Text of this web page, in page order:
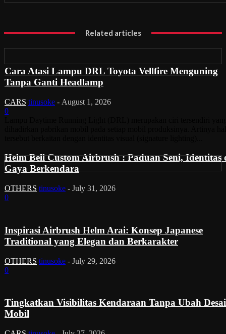
Related articles
Cara Atasi Lampu DRL Toyota Vellfire Menguning
Tanpa Ganti Headlamp
CARS tinusoke - August 1, 2026
0
Helm Bell Custom Airbrush : Paduan Seni, Identitas
Gaya Berkendara
OTHERS tinusoke - July 31, 2026
0
Inspirasi Airbrush Helm Arai: Konsep Japanese
Traditional yang Elegan dan Berkarakter
OTHERS tinusoke - July 29, 2026
0
Tingkatkan Visibilitas Kendaraan Tanpa Ubah
Mobil